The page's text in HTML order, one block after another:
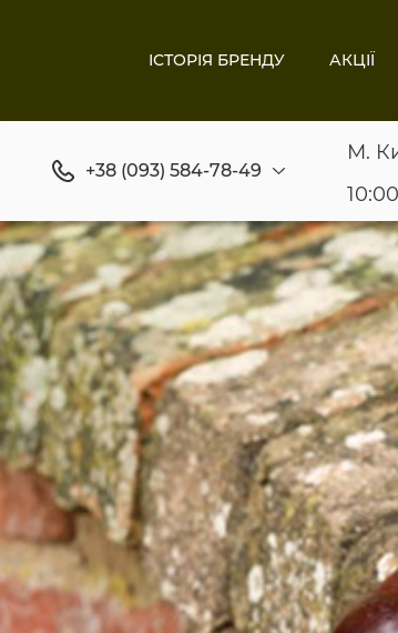
ІСТОРІЯ БРЕНДУ АКЦІЇ
+38 (093) 584-78-49
М.